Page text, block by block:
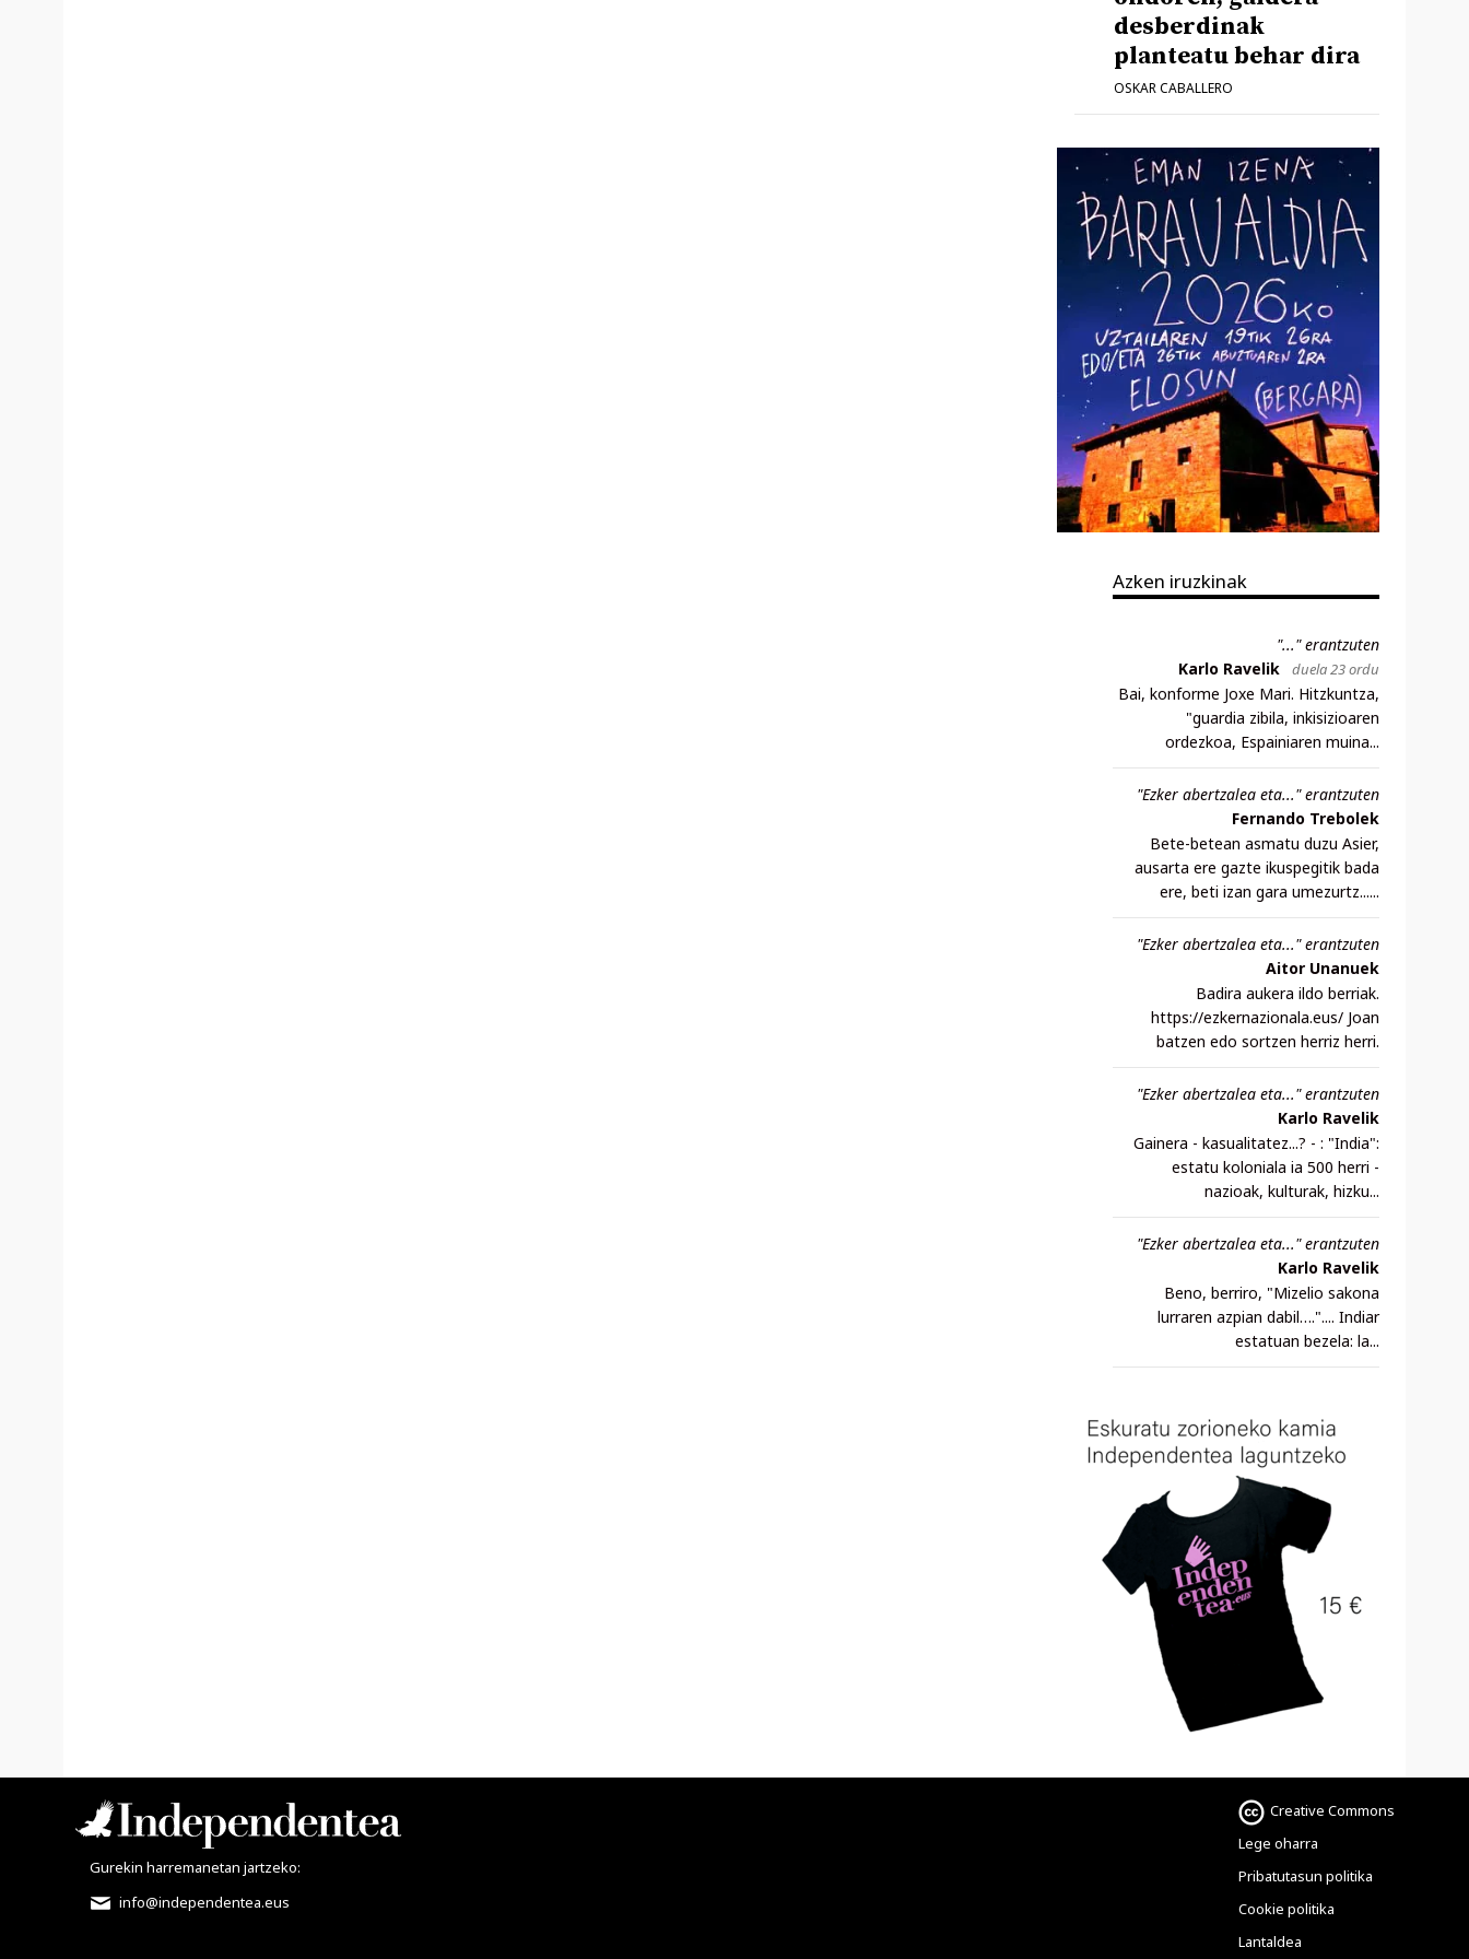
desberdinak
planteatu behar dira
OSKAR CABALLERO
Azken iruzkinak
"..." erantzuten
Karlo Ravelik
duela 23 ordu
Bai, konforme Joxe Mari. Hitzkuntza,
"guardia zibila, inkisizioaren
ordezkoa, Espainiaren muina...
"Ezker abertzalea eta..." erantzuten
Fernando Trebolek
Bete-betean asmatu duzu Asier,
ausarta ere gazte ikuspegitik bada
ere, beti izan gara umezurtz......
"Ezker abertzalea eta..." erantzuten
Aitor Unanuek
Badira aukera ildo berriak.
https://ezkernazionala.eus/ Joan
batzen edo sortzen herriz herri.
"Ezker abertzalea eta..." erantzuten
Karlo Ravelik
Gainera - kasualitatez...? - : "India":
estatu koloniala ia 500 herri -
nazioak, kulturak, hizku...
"Ezker abertzalea eta..." erantzuten
Karlo Ravelik
Beno, berriro, "Mizelio sakona
lurraren azpian dabil….".... Indiar
estatuan bezela: la...
Creative Commons
Lege oharra
Pribatutasun politika
Cookie politika
Lantaldea
Gurekin harremanetan jartzeko:
info@independentea.eus